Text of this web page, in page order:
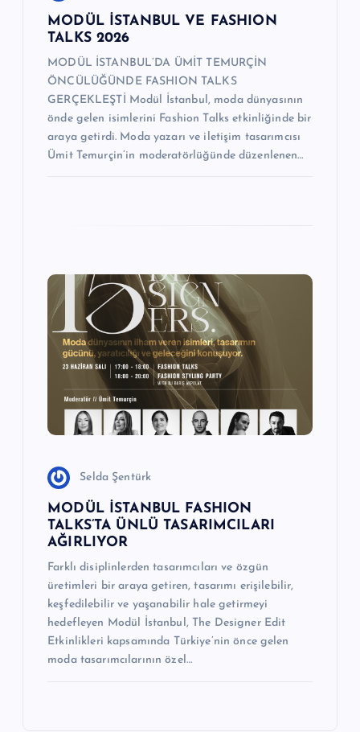
MODÜL İSTANBUL VE FASHION
TALKS 2026
MODÜL İSTANBUL’DA ÜMİT TEMURÇİN
ÖNCÜLÜĞÜNDE FASHION TALKS
GERÇEKLEŞTİ Modül İstanbul, moda dünyasının
önde gelen isimlerini Fashion Talks etkinliğinde bir
araya getirdi. Moda yazarı ve iletişim tasarımcısı
Ümit Temurçin’in moderatörlüğünde düzenlenen…
Selda Şentürk
MODÜL İSTANBUL FASHION
TALKS’TA ÜNLÜ TASARIMCILARI
AĞIRLIYOR
Farklı disiplinlerden tasarımcıları ve özgün
üretimleri bir araya getiren, tasarımı erişilebilir,
keşfedilebilir ve yaşanabilir hale getirmeyi
hedefleyen Modül İstanbul, The Designer Edit
Etkinlikleri kapsamında Türkiye’nin önce gelen
moda tasarımcılarının özel…